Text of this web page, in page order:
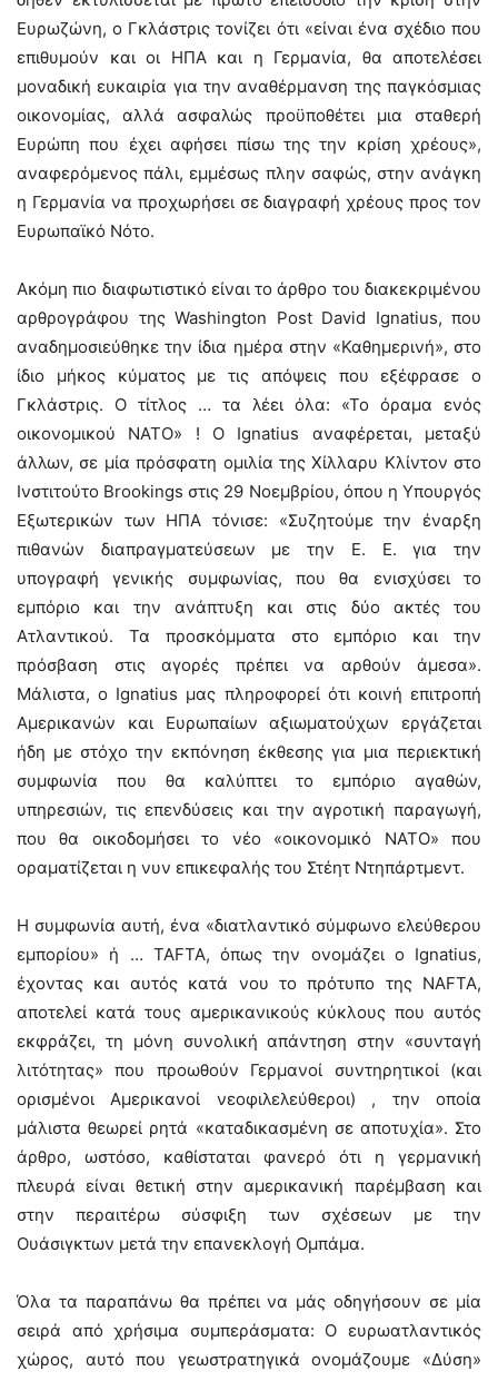
Ευρωζώνη, ο Γκλάστρις τονίζει ότι «είναι ένα σχέδιο που
επιθυμούν και οι ΗΠΑ και η Γερμανία, θα αποτελέσει
μοναδική ευκαιρία για την αναθέρμανση της παγκόσμιας
οικονομίας, αλλά ασφαλώς προϋποθέτει μια σταθερή
Ευρώπη που έχει αφήσει πίσω της την κρίση χρέους»,
αναφερόμενος πάλι, εμμέσως πλην σαφώς, στην ανάγκη
η Γερμανία να προχωρήσει σε διαγραφή χρέους προς τον
Ευρωπαϊκό Νότο.
Ακόμη πιο διαφωτιστικό είναι το άρθρο του διακεκριμένου
αρθρογράφου της Washington Post David Ignatius, που
αναδημοσιεύθηκε την ίδια ημέρα στην «Καθημερινή», στο
ίδιο μήκος κύματος με τις απόψεις που εξέφρασε ο
Γκλάστρις. Ο τίτλος … τα λέει όλα: «Το όραμα ενός
οικονομικού ΝΑΤΟ» ! Ο Ignatius αναφέρεται, μεταξύ
άλλων, σε μία πρόσφατη ομιλία της Χίλλαρυ Κλίντον στο
Ινστιτούτο Brookings στις 29 Νοεμβρίου, όπου η Υπουργός
Εξωτερικών των ΗΠΑ τόνισε: «Συζητούμε την έναρξη
πιθανών διαπραγματεύσεων με την Ε. Ε. για την
υπογραφή γενικής συμφωνίας, που θα ενισχύσει το
εμπόριο και την ανάπτυξη και στις δύο ακτές του
Ατλαντικού. Τα προσκόμματα στο εμπόριο και την
πρόσβαση στις αγορές πρέπει να αρθούν άμεσα».
Μάλιστα, ο Ignatius μας πληροφορεί ότι κοινή επιτροπή
Αμερικανών και Ευρωπαίων αξιωματούχων εργάζεται
ήδη με στόχο την εκπόνηση έκθεσης για μια περιεκτική
συμφωνία που θα καλύπτει το εμπόριο αγαθών,
υπηρεσιών, τις επενδύσεις και την αγροτική παραγωγή,
που θα οικοδομήσει το νέο «οικονομικό ΝΑΤΟ» που
οραματίζεται η νυν επικεφαλής του Στέητ Ντηπάρτμεντ.
Η συμφωνία αυτή, ένα «διατλαντικό σύμφωνο ελεύθερου
εμπορίου» ή … TAFTA, όπως την ονομάζει ο Ignatius,
έχοντας και αυτός κατά νου το πρότυπο της NAFTA,
αποτελεί κατά τους αμερικανικούς κύκλους που αυτός
εκφράζει, τη μόνη συνολική απάντηση στην «συνταγή
λιτότητας» που προωθούν Γερμανοί συντηρητικοί (και
ορισμένοι Αμερικανοί νεοφιλελεύθεροι) , την οποία
μάλιστα θεωρεί ρητά «καταδικασμένη σε αποτυχία». Στο
άρθρο, ωστόσο, καθίσταται φανερό ότι η γερμανική
πλευρά είναι θετική στην αμερικανική παρέμβαση και
στην περαιτέρω σύσφιξη των σχέσεων με την
Ουάσιγκτων μετά την επανεκλογή Ομπάμα.
Όλα τα παραπάνω θα πρέπει να μάς οδηγήσουν σε μία
σειρά από χρήσιμα συμπεράσματα: Ο ευρωατλαντικός
χώρος, αυτό που γεωστρατηγικά ονομάζουμε «Δύση»